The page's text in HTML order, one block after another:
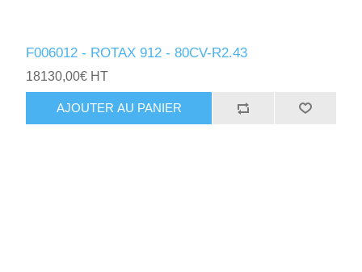
F006012 - ROTAX 912 - 80CV-R2.43
18130,00€ HT
AJOUTER AU PANIER